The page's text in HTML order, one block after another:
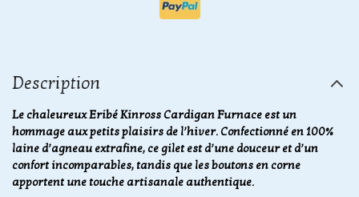
Description
Le chaleureux Eribé Kinross Cardigan Furnace est un
hommage aux petits plaisirs de l’hiver. Confectionné en 100%
laine d’agneau extrafine, ce gilet est d’une douceur et d’un
confort incomparables, tandis que les boutons en corne
apportent une touche artisanale authentique.